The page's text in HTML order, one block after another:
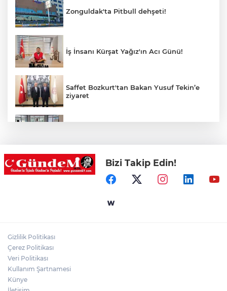
Zonguldak'ta Pitbull dehşeti!
İş İnsanı Kürşat Yağız'ın Acı Günü!
Saffet Bozkurt'tan Bakan Yusuf Tekin’e
ziyaret
Zonguldak'ta yaya geçidinde kadına
otomobil çarptı!
Bizi Takip Edin!
Gizlilik Politikası
Çerez Politikası
Veri Politikası
Kullanım Şartnamesi
Künye